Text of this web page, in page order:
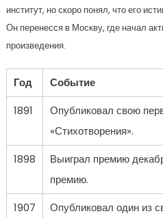
институт, но скоро понял, что его
Он перенесся в Москву, где начал
произведения.
Год
Событие
1891
Опубликовал свою
«Стихотворения».
1898
Выиграл премию
премию.
1907
Опубликовал один из